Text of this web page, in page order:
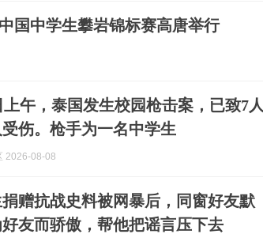
国中学生攀岩锦标赛高唐举行
上午，泰国发生校园枪击案，已致7人
伤。枪手为一名中学生
2026-08-08
赠抗战史料被网暴后，同窗好友默
友而骄傲，帮他把谣言压下去